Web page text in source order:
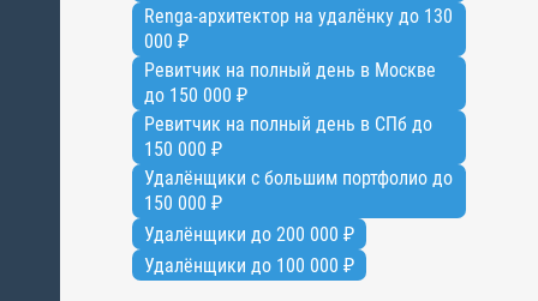
Renga-архитектор на удалёнку до 130
000 ₽
Ревитчик на полный день в Москве
до 150 000 ₽
Ревитчик на полный день в СПб до
150 000 ₽
Удалёнщики с большим портфолио до
150 000 ₽
Удалёнщики до 200 000 ₽
Удалёнщики до 100 000 ₽